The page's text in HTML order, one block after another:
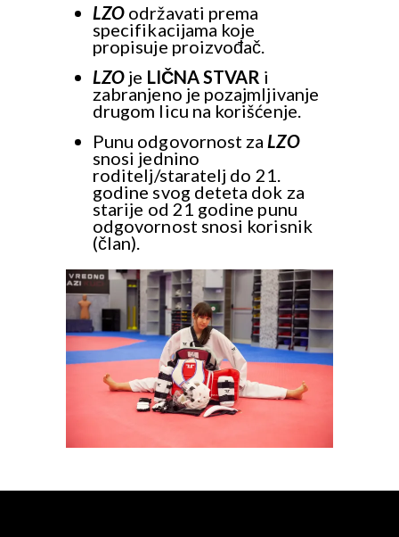
LZO održavati prema
specifikacijama koje
propisuje proizvođač.
LZO je LIČNA STVAR i
zabranjeno je pozajmljivanje
drugom licu na korišćenje.
Punu odgovornost za LZO
snosi jednino
roditelj/staratelj do 21.
godine svog deteta dok za
starije od 21 godine punu
odgovornost snosi korisnik
(član).